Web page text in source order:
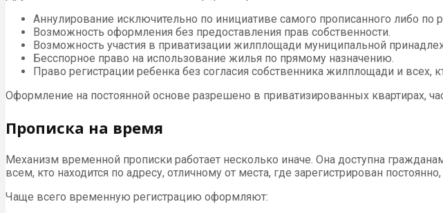
Аннулирование исключительно по инициативе самого прописанного либо по
Возможность оформления без предоставления прав собственности.
Возможность участия в приватизации жилплощади муниципальной
Бесспорное право на использование жилья по прямому назначению.
Право регистрации ребенка без согласия собственника жилплощади и всех,
Оформление на постоянной основе разрешено в приватизированных квартирах,
Прописка на время
Механизм временной прописки работает несколько иначе. Она доступна
всем, кто находится по адресу, отличному от места, где зарегистрирован
Чаще всего временную регистрацию оформляют: